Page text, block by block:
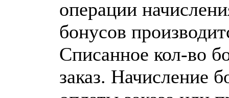
операции
бонусов
Списанное кол-во
заказ. Начисление